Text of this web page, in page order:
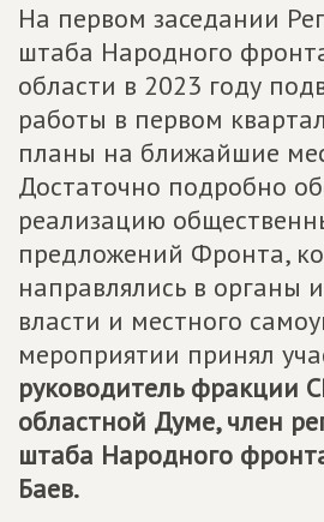
На первом заседании
штаба Народного
области в 2023 году
работы в первом
планы на ближайшие
Достаточно подробно
реализацию
предложений Фронта,
направлялись в органы
власти и местного
мероприятии принял
руководитель фракции
областной Думе, член
штаба Народного
Баев.